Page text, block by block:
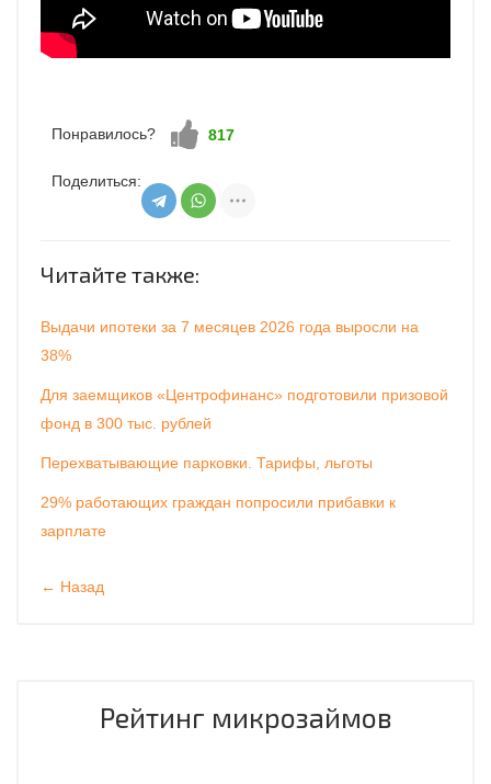
Понравилось? Нравится!
817
Поделиться:
Читайте также:
Выдачи ипотеки за 7 месяцев 2026 года выросли на
38%
Для заемщиков «Центрофинанс» подготовили призовой
фонд в 300 тыс. рублей
Перехватывающие парковки. Тарифы, льготы
29% работающих граждан попросили прибавки к
зарплате
← Назад
Рейтинг микрозаймов